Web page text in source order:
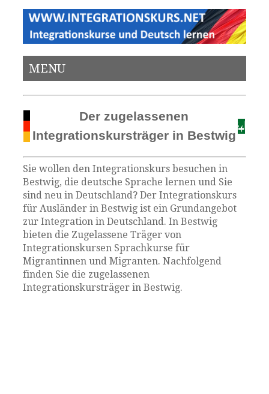
MENU
Der zugelassenen
Integrationskursträger in Bestwig
Sie wollen den Integrationskurs besuchen in
Bestwig, die deutsche Sprache lernen und Sie
sind neu in Deutschland? Der Integrationskurs
für Ausländer in Bestwig ist ein Grundangebot
zur Integration in Deutschland. In Bestwig
bieten die Zugelassene Träger von
Integrationskursen Sprachkurse für
Migrantinnen und Migranten. Nachfolgend
finden Sie die zugelassenen
Integrationskursträger in Bestwig.